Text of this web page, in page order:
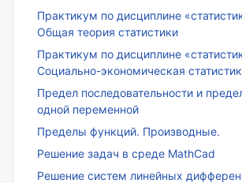
Практикум по дисциплине
Общая теория статистики
Практикум по дисциплине
Социально-экономическая
Предел последовательности и
одной переменной
Пределы функций. Производные.
Решение задач в среде MathCad
Решение систем линейных